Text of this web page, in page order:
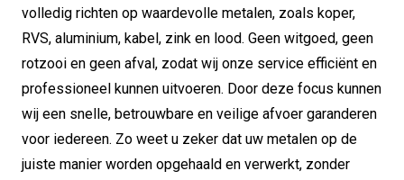
volledig richten op waardevolle metalen, zoals koper,
RVS, aluminium, kabel, zink en lood. Geen witgoed, geen
rotzooi en geen afval, zodat wij onze service efficiënt en
professioneel kunnen uitvoeren. Door deze focus kunnen
wij een snelle, betrouwbare en veilige afvoer garanderen
voor iedereen. Zo weet u zeker dat uw metalen op de
juiste manier worden opgehaald en verwerkt, zonder